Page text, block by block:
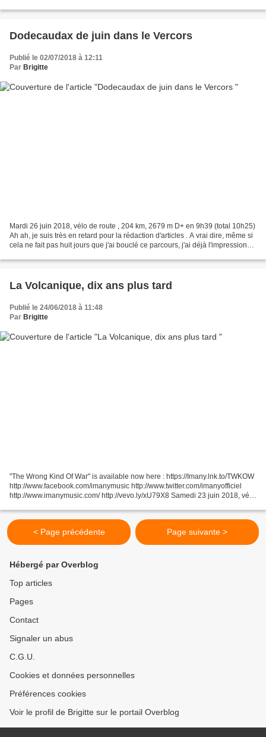
Dodecaudax de juin dans le Vercors
Publié le 02/07/2018 à 12:11
Par Brigitte
Mardi 26 juin 2018, vélo de route , 204 km, 2679 m D+ en 9h39 (total 10h25)
Ah ah, je suis très en retard pour la rédaction d'articles . A vrai dire, même si
cela ne fait pas huit jours que j'ai bouclé ce parcours, j'ai déjà l'impression
La Volcanique, dix ans plus tard
Publié le 24/06/2018 à 11:48
Par Brigitte
"The Wrong Kind Of War" is available now here : https://Imany.lnk.to/TWKOW
http://www.facebook.com/imanymusic http://www.twitter.com/imanyofficiel
http://www.imanymusic.com/ http://vevo.ly/xU79X8 Samedi 23 juin 2018, vélo
< Page précédente Page suivante >
Hébergé par Overblog
Top articles
Pages
Contact
Signaler un abus
C.G.U.
Cookies et données personnelles
Préférences cookies
Voir le profil de Brigitte sur le portail Overblog